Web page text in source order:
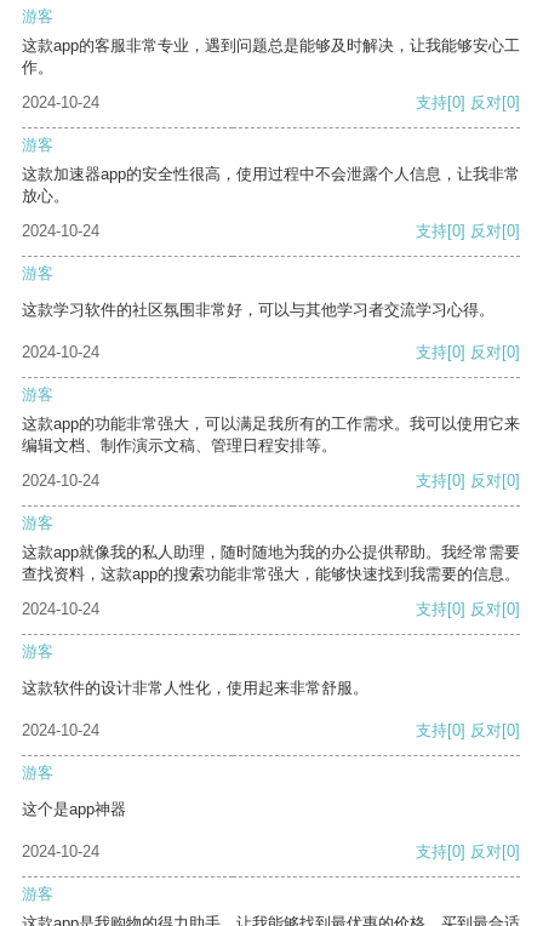
游客
这款app的客服非常专业，遇到问题总是能够及时解决，让我能够安心工
作。
2024-10-24
支持[0] 反对[0]
游客
这款加速器app的安全性很高，使用过程中不会泄露个人信息，让我非常
放心。
2024-10-24
支持[0] 反对[0]
游客
这款学习软件的社区氛围非常好，可以与其他学习者交流学习心得。
2024-10-24 支持[0] 反对[0]
游客
这款app的功能非常强大，可以满足我所有的工作需求。我可以使用它来
编辑文档、制作演示文稿、管理日程安排等。
2024-10-24
支持[0] 反对[0]
游客
这款app就像我的私人助理，随时随地为我的办公提供帮助。我经常需要
查找资料，这款app的搜索功能非常强大，能够快速找到我需要的信息。
2024-10-24
支持[0] 反对[0]
游客
这款软件的设计非常人性化，使用起来非常舒服。
2024-10-24 支持[0] 反对[0]
游客
这个是app神器
2024-10-24 支持[0] 反对[0]
游客